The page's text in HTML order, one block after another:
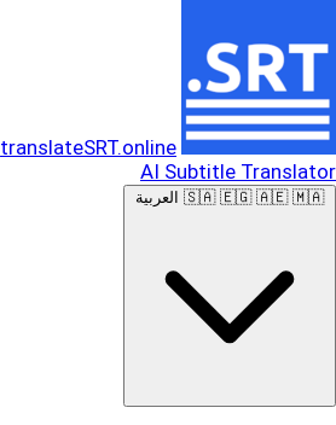
translateSRT.online
AI Subtitle Translator
🇸🇦 🇪🇬 🇦🇪 🇲🇦 العربية